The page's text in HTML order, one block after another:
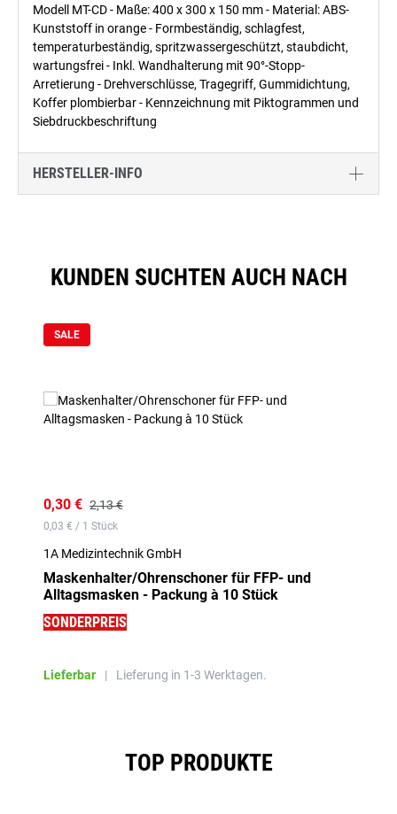
Modell MT-CD - Maße: 400 x 300 x 150 mm - Material: ABS-
Kunststoff in orange - Formbeständig, schlagfest,
temperaturbeständig, spritzwassergeschützt, staubdicht,
wartungsfrei - Inkl. Wandhalterung mit 90°-Stopp-
Arretierung - Drehverschlüsse, Tragegriff, Gummidichtung,
Koffer plombierbar - Kennzeichnung mit Piktogrammen und
Siebdruckbeschriftung
HERSTELLER-INFO
KUNDEN SUCHTEN AUCH NACH
SALE
0,30 € 2,13 €
0,03 € / 1 Stück
1A Medizintechnik GmbH
Maskenhalter/Ohrenschoner für FFP- und
Alltagsmasken - Packung à 10 Stück
SONDERPREIS
Lieferbar | Lieferung in 1-3 Werktagen.
TOP PRODUKTE